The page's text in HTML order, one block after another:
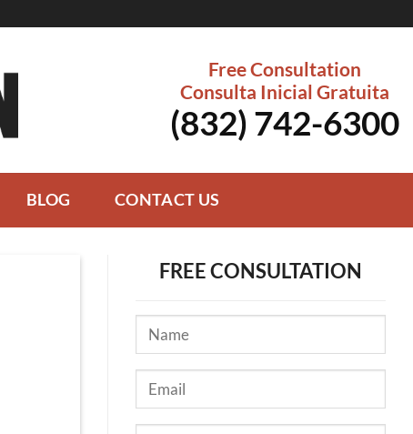
Free Consultation
Consulta Inicial Gratuita
(832) 742-6300
BLOG CONTACT US
FREE CONSULTATION